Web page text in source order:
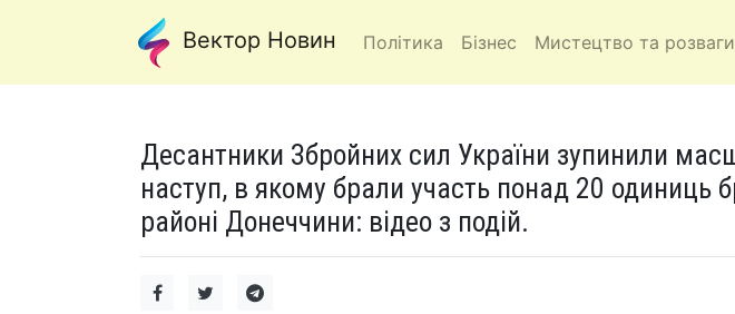
Вектор Новин Політика Бізнес Мистецтво та розваги
Десантники Збройних сил України зупинили
наступ, в якому брали участь понад 20 одиниць
районі Донеччини: відео з подій.